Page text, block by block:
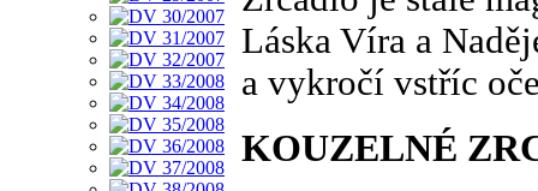
Láska Víra a
a vykročí vstříc
KOUZELNÉ